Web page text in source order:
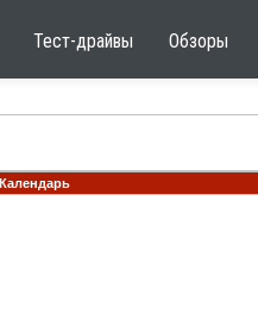
Тест-драйвы Обзоры
Календарь